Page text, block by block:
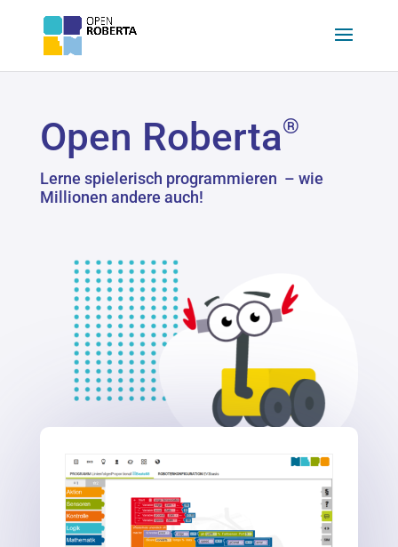
Open Roberta®
Lerne spielerisch programmieren – wie
Millionen andere auch!